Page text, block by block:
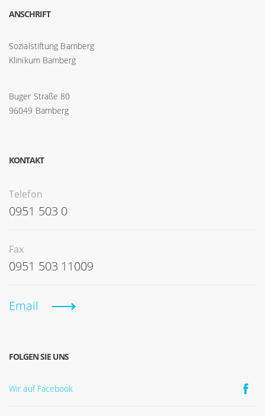
ANSCHRIFT
Sozialstiftung Bamberg
Klinikum Bamberg
Buger Straße 80
96049 Bamberg
KONTAKT
Telefon
0951 503 0
Fax
0951 503 11009
Email
FOLGEN SIE UNS
Wir auf Facebook